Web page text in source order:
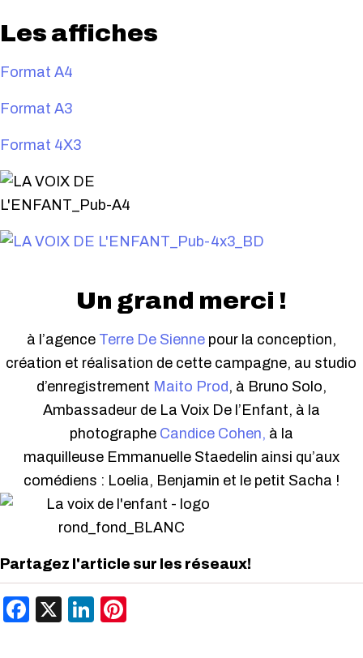
Les affiches
Format A4
Format A3
Format 4X3
Un grand merci !
à l’agenceTerre De Siennepour la conception,
création et réalisation de cette campagne, au studio
d’enregistrement Maito Prod , à Bruno Solo,
Ambassadeur de La Voix De l’Enfant, à la
photographe Candice Cohen, à la
maquilleuse Emmanuelle Staedelin ainsi qu’aux
comédiens : Loelia, Benjamin et le petit Sacha !
Partagez l'article sur les réseaux!
Facebook
X LinkedIn